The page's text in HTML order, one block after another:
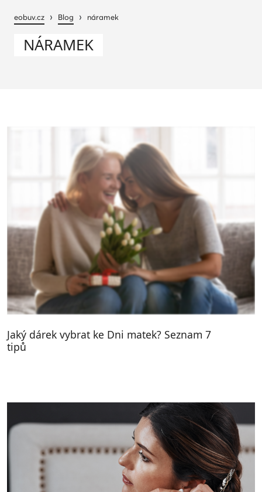
eobuv.cz › Blog › náramek
NÁRAMEK
Jaký dárek vybrat ke Dni matek? Seznam 7
tipů